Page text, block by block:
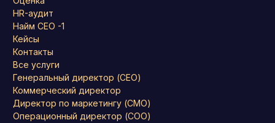
HR-аудит
Найм СЕО -1
Кейсы
Контакты
Все услуги
Генеральный директор (CEO)
Коммерческий директор
Директор по маркетингу (CMO)
Операционный директор (COO)